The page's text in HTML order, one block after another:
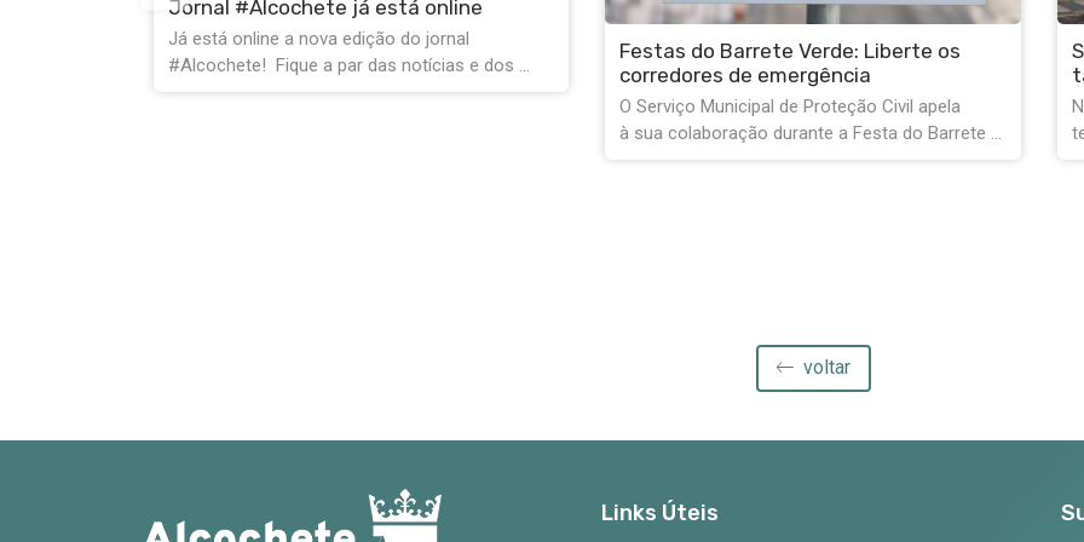
Festas do Barrete Verde: Liberte os
corredores de emergência
Serviços Municipais encerrados na
tarde de 10 de agosto
Na próxima segunda-feira, dia 10 de agosto,
tendo em conta as celebrações do Dia do ...
voltar
Links Úteis